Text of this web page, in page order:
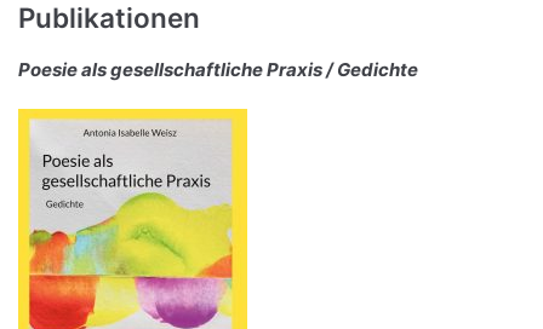
Publikationen
Poesie als gesellschaftliche Praxis / Gedichte